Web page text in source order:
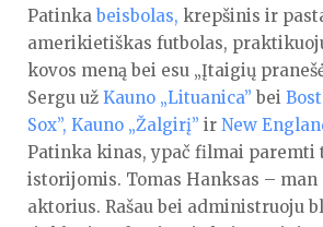
Patinkabeisbolas, krepšinis ir
amerikietiškas futbolas,
kovos meną bei esu „Įtaigių
Sergu už Kauno „Lituanica” bei
Sox”, Kauno „Žalgirį” ir New
Patinka kinas, ypač filmai paremti
istorijomis. Tomas Hanksas – man
aktorius. Rašau bei administruoju